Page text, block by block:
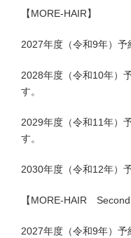
【MORE-HAIR】
2027年度（令和9年）予
2028年度（令和10年）
す。
2029年度（令和11年）
す。
2030年度（令和12年）
【MORE-HAIR Second
2027年度（令和9年）予